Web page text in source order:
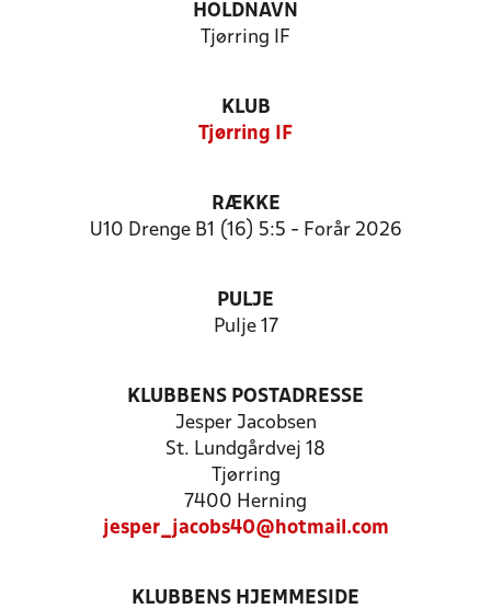
HOLDNAVN
Tjørring IF
KLUB
Tjørring IF
RÆKKE
U10 Drenge B1 (16) 5:5 - Forår 2026
PULJE
Pulje 17
KLUBBENS POSTADRESSE
Jesper Jacobsen
St. Lundgårdvej 18
Tjørring
7400 Herning
jesper_jacobs40@hotmail.com
KLUBBENS HJEMMESIDE